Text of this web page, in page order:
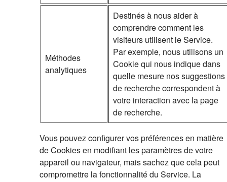
Méthodes
analytiques
Destinés à nous aider à
comprendre comment les
visiteurs utilisent le Service.
Par exemple, nous utilisons un
Cookie qui nous indique dans
quelle mesure nos suggestions
de recherche correspondent à
votre interaction avec la page
de recherche.
Vous pouvez configurer vos préférences en matière
de Cookies en modifiant les paramètres de votre
appareil ou navigateur, mais sachez que cela peut
compromettre la fonctionnalité du Service. La